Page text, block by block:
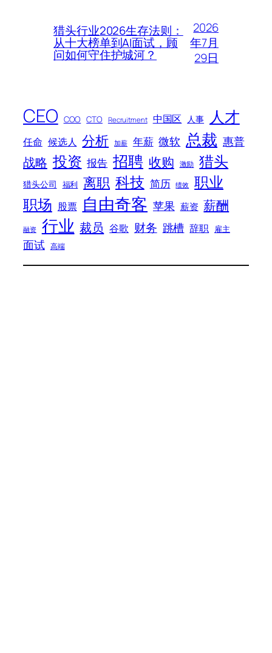
猎头行业2026生存法则：
从十大榜单到AI面试，顾
问如何守住护城河？
2026
年7月
29日
CEO COO CTO Recruitment 中国区 人事 人才
任命 候选人 分析 加薪 年薪 微软 总裁 惠普
战略 投资 报告 招聘 收购 激励 猎头
猎头公司 福利 离职 科技 简历 绩效 职业
职场 股票 自由奇客 苹果 薪资 薪酬
融资 行业 裁员 谷歌 财务 跳槽 辞职 雇主
面试 高端